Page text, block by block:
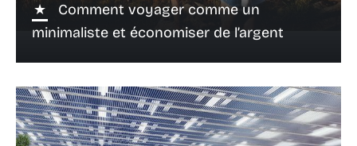
Comment voyager comme un
minimaliste et économiser de l’argent